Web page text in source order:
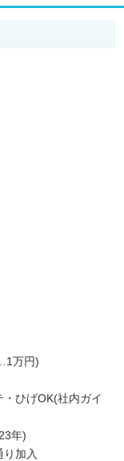
万円)
ひげOK(社内ガイ
年)
加入